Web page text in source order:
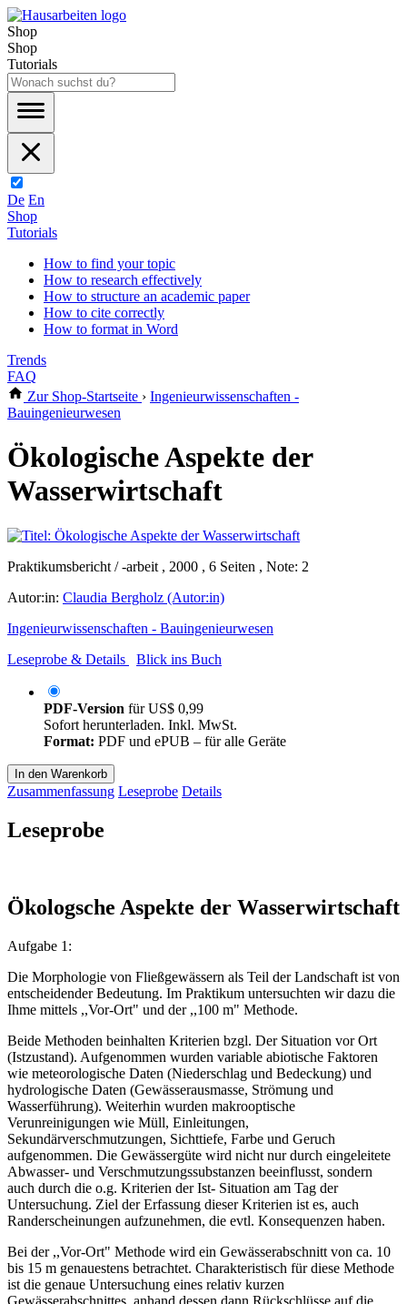
Shop
Shop
Tutorials
De En
Shop
Tutorials
How to find your topic
How to research effectively
How to structure an academic paper
How to cite correctly
How to format in Word
Trends
FAQ
Zur Shop-Startseite › Ingenieurwissenschaften -
Bauingenieurwesen
Ökologische Aspekte der
Wasserwirtschaft
Praktikumsbericht / -arbeit , 2000 , 6 Seiten , Note: 2
Autor:in: Claudia Bergholz (Autor:in)
Ingenieurwissenschaften - Bauingenieurwesen
Leseprobe & Details
Blick ins Buch
PDF-Version fürUS$ 0,99
Sofort herunterladen. Inkl. MwSt.
Format: PDF und ePUB – für alle Geräte
In den Warenkorb
Zusammenfassung Leseprobe Details
Leseprobe
Ökologsche Aspekte der Wasserwirtschaft
Aufgabe 1:
Die Morphologie von Fließgewässern als Teil der Landschaft ist von
entscheidender Bedeutung. Im Praktikum untersuchten wir dazu die
Ihme mittels ,,Vor-Ort" und der ,,100 m" Methode.
Beide Methoden beinhalten Kriterien bzgl. Der Situation vor Ort
(Istzustand). Aufgenommen wurden variable abiotische Faktoren
wie meteorologische Daten (Niederschlag und Bedeckung) und
hydrologische Daten (Gewässerausmasse, Strömung und
Wasserführung). Weiterhin wurden makrooptische
Verunreinigungen wie Müll, Einleitungen,
Sekundärverschmutzungen, Sichttiefe, Farbe und Geruch
aufgenommen. Die Gewässergüte wird nicht nur durch eingeleitete
Abwasser- und Verschmutzungssubstanzen beeinflusst, sondern
auch durch die o.g. Kriterien der Ist- Situation am Tag der
Untersuchung. Ziel der Erfassung dieser Kriterien ist es, auch
Randerscheinungen aufzunehmen, die evtl. Konsequenzen haben.
Bei der ,,Vor-Ort" Methode wird ein Gewässerabschnitt von ca. 10
bis 15 m genauestens betrachtet. Charakteristisch für diese Methode
ist die genaue Untersuchung eines relativ kurzen
Gewässerabschnittes, anhand dessen dann Rückschlüsse auf die